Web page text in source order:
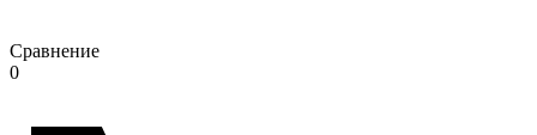
Сравнение
0